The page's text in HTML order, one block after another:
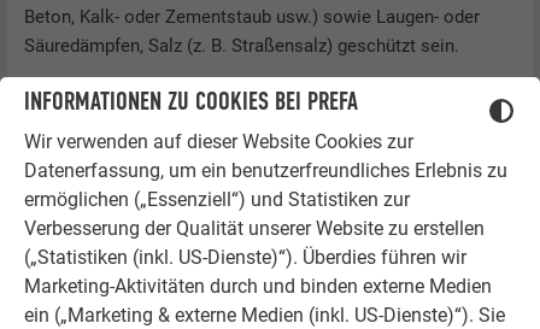
INFORMATIONEN ZU COOKIES BEI PREFA
Wir verwenden auf dieser Website Cookies zur
Datenerfassung, um ein benutzerfreundliches Erlebnis zu
ermöglichen („Essenziell“) und Statistiken zur
Verbesserung der Qualität unserer Website zu erstellen
(„Statistiken (inkl. US-Dienste)“). Überdies führen wir
Marketing-Aktivitäten durch und binden externe Medien
ein („Marketing & externe Medien (inkl. US-Dienste)“). Sie
Beton, Kalk- oder Zementstaub usw.) sowie Laugen- oder
Säuredämpfen, Salz (z. B. Straßensalz) geschützt sein.
Bei blankem Aluminium ist zu beachten, dass sich durch
Oxydationserscheinungen in Form von schwarzen oder
weißen Flecken bilden können. Die Lebensdauer wird
dadurch nicht beeinträchtigt, sofern nicht andere chemische
Einflüsse zu einer weiteren Zersetzung des Aluminiums
beitragen.